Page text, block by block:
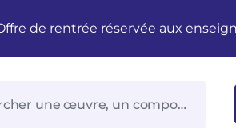
de rentrée réservée aux